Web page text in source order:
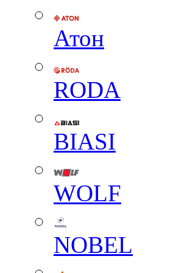
Атон
RODA
BIASI
WOLF
NOBEL